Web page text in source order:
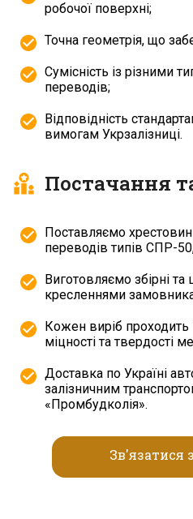
робочої поверхні;
Точна геометрія, що
Сумісність із різними
переводів;
Відповідність
вимогам Укрзалізниці.
Постачання
Поставляємо
переводів типів СПР-
Виготовляємо збірні та
кресленнями
Кожен виріб проходить
міцності та твердості
Доставка по Україні
залізничним
«Промбудколія».
Зв'язатися